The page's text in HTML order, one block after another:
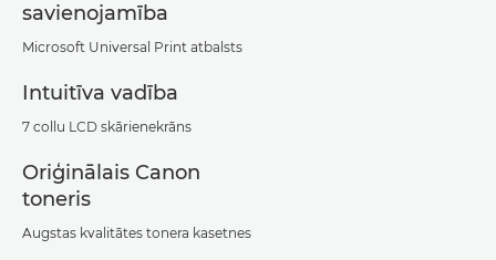
savienojamība
Microsoft Universal Print atbalsts
Intuitīva vadība
7 collu LCD skārienekrāns
Oriģinālais Canon
toneris
Augstas kvalitātes tonera kasetnes